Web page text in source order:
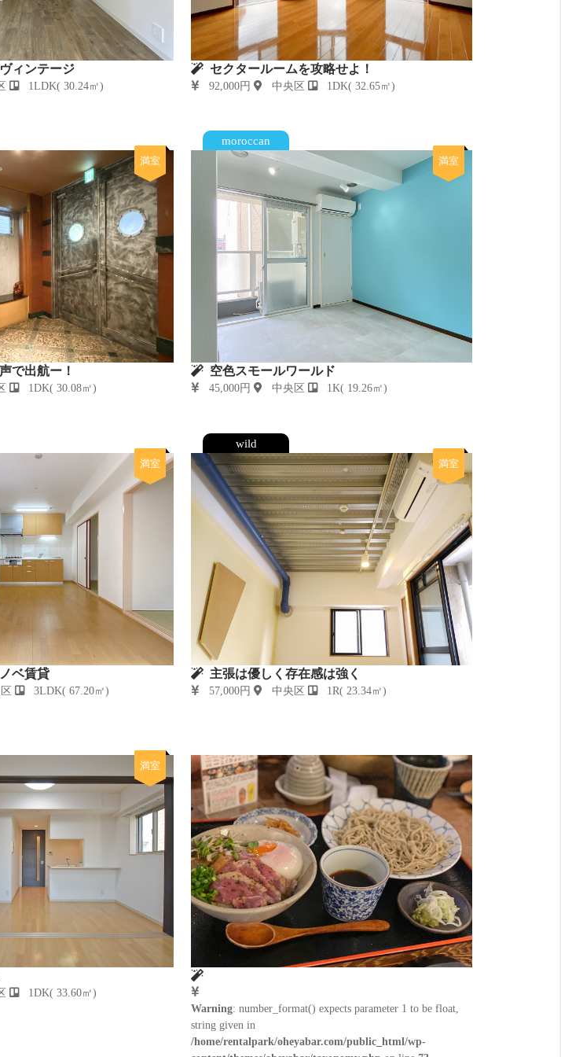
ィンテージ
1LDK( 30.24㎡)
セクタールームを攻略せよ！
92,000円 中央区 1DK( 32.65㎡)
満室
で出航ー！
1DK( 30.08㎡)
moroccan
満室
空色スモールワールド
45,000円 中央区 1K( 19.26㎡)
満室
ベ賃貸
3LDK( 67.20㎡)
wild
満室
主張は優しく存在感は強く
57,000円 中央区 1R( 23.34㎡)
満室
1DK( 33.60㎡)
Warning: number_format() expects parameter 1 to be float,
string given in
/home/rentalpark/oheyabar.com/public_html/wp-